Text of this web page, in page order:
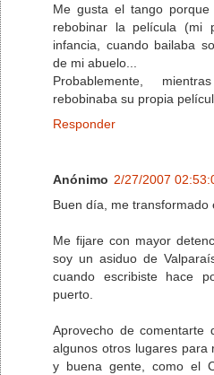
Me gusta el tango
rebobinar la película (mi
infancia, cuando bailaba
de mi abuelo...
Probablemente,
rebobinaba su propia
Responder
Anónimo 2/27/2007
Buen día, me transformado
Me fijare con mayor
soy un asiduo de
cuando escribiste hace
puerto.
Aprovecho de comentarte
algunos otros lugares para
y buena gente, como el